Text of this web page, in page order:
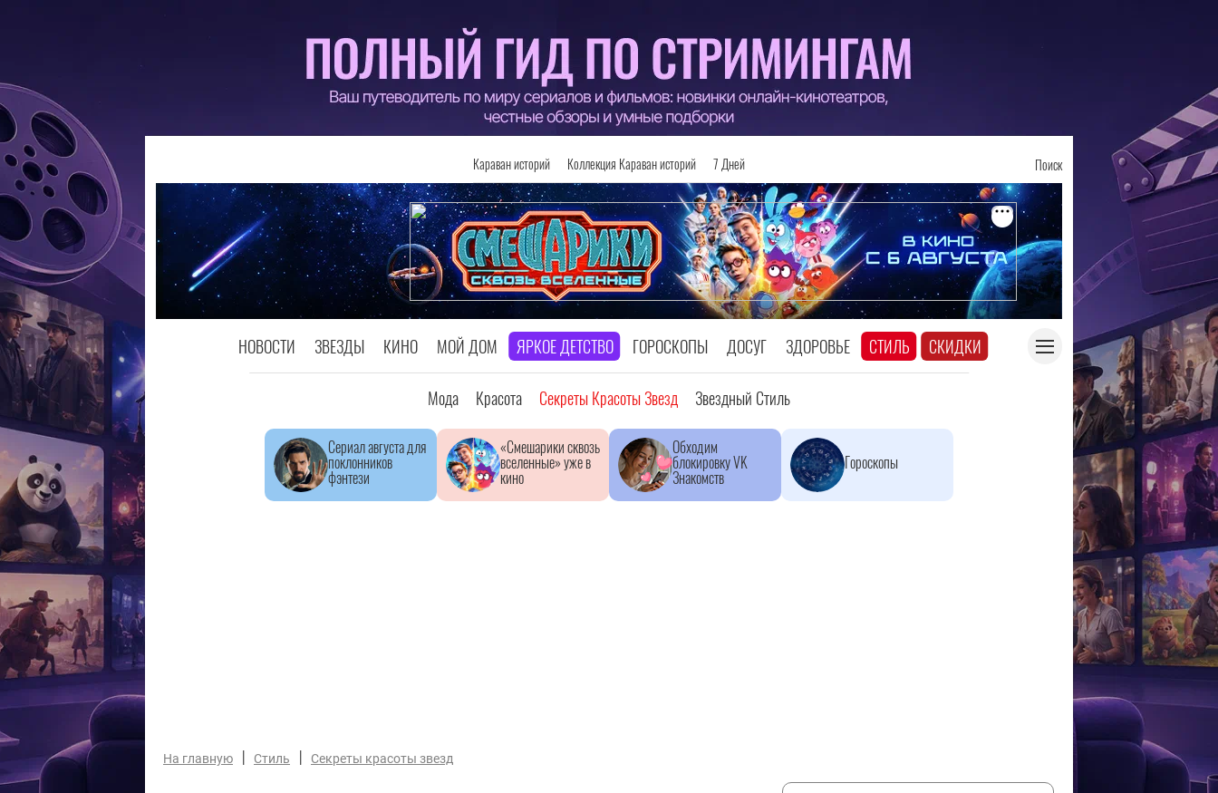
Караван историй Коллекция Караван историй 7 Дней Поиск
НОВОСТИ ЗВЕЗДЫ КИНО МОЙ ДОМ ЯРКОЕ ДЕТСТВО ГОРОСКОПЫ ДОСУГ ЗДОРОВЬЕ СТИЛЬ СКИДКИ
Мода Красота Секреты Красоты Звезд Звездный Стиль
Сериал августа для
поклонников
фэнтези
«Смешарики сквозь
вселенные» уже в
кино
Обходим
блокировку VK
Знакомств
Гороскопы
На главную | Стиль | Секреты красоты звезд